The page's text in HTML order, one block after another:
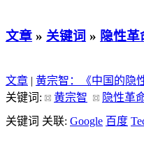
文章 » 关键词 » 隐性革
文章 | 黄宗智：《中国的隐
关键词:
黄宗智 隐性革
关键词 关联: Google 百度